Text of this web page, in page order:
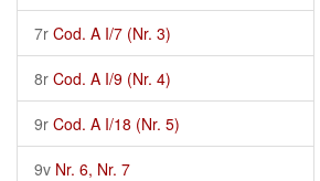
7r Cod. A I/7 (Nr. 3)
8r Cod. A I/9 (Nr. 4)
9r Cod. A I/18 (Nr. 5)
9v Nr. 6, Nr. 7